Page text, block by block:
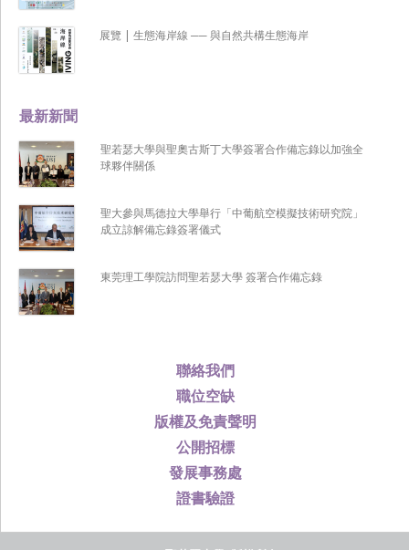
聯絡我們
職位空缺
版權及免責聲明
公開招標
發展事務處
證書驗證
最新新聞
聖若瑟大學與聖奧古斯丁大學簽署合作備忘錄以加強全
球夥伴關係
聖大參與馬德拉大學舉行「中葡航空模擬技術研究院」
成立諒解備忘錄簽署儀式
東莞理工學院訪問聖若瑟大學 簽署合作備忘錄
展覽 | 生態海岸線 ── 與自然共構生態海岸